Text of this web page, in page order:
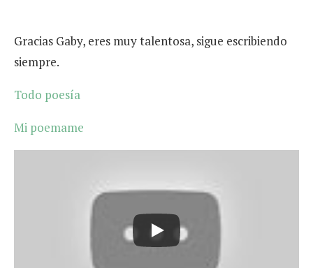
Gracias Gaby, eres muy talentosa, sigue escribiendo
siempre.
Todo poesía
Mi poemame